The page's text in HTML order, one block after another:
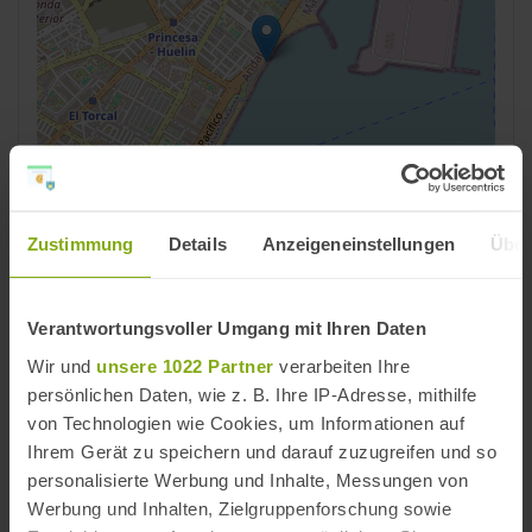
Zustimmung Details Anzeigeneinstellungen
Verantwortungsvoller Umgang mit Ihren Daten
Wir und unsere 1022 Partner verarbeiten Ihre
persönlichen Daten, wie z. B. Ihre IP-Adresse, mithilfe
von Technologien wie Cookies, um Informationen auf
Ihrem Gerät zu speichern und darauf zuzugreifen und so
personalisierte Werbung und Inhalte, Messungen von
Werbung und Inhalten, Zielgruppenforschung sowie
Reiseziele
Strände
Málaga Strände,Costa del Sol Strände,Provinz
Málaga Strände
Strände in der Nähe